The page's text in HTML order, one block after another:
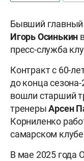
Бывший главный
Игорь Осинькин
пресс-служба
Контракт с 60-
до конца
вошли старший
тренерыАрсен
Корниленко
самарском
В мае 2025 года